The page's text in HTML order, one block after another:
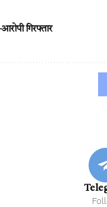
गिरफ्तार